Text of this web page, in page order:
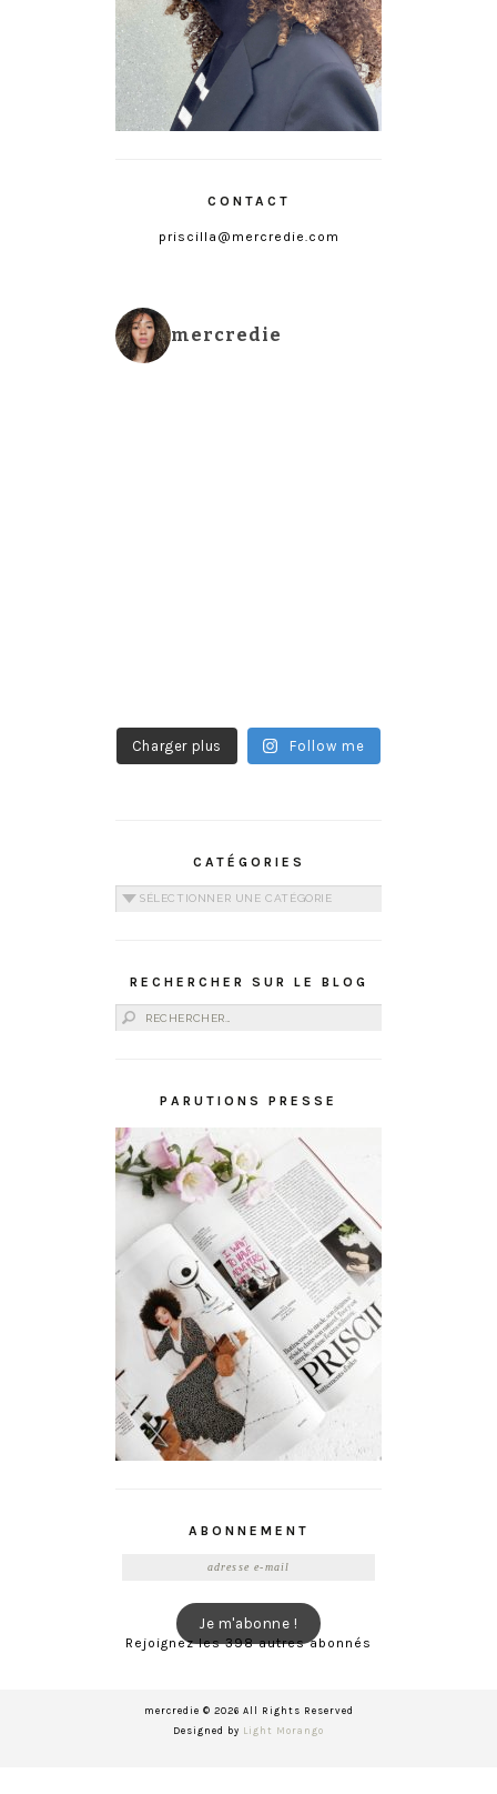
CONTACT
priscilla@mercredie.com
mercredie
Charger plus Follow me
CATÉGORIES
Catégories
RECHERCHER SUR LE BLOG
Rechercher :
PARUTIONS PRESSE
ABONNEMENT
Je m'abonne !
Rejoignez les 398 autres abonnés
mercredie © 2026 All Rights Reserved
Designed by Light Morango